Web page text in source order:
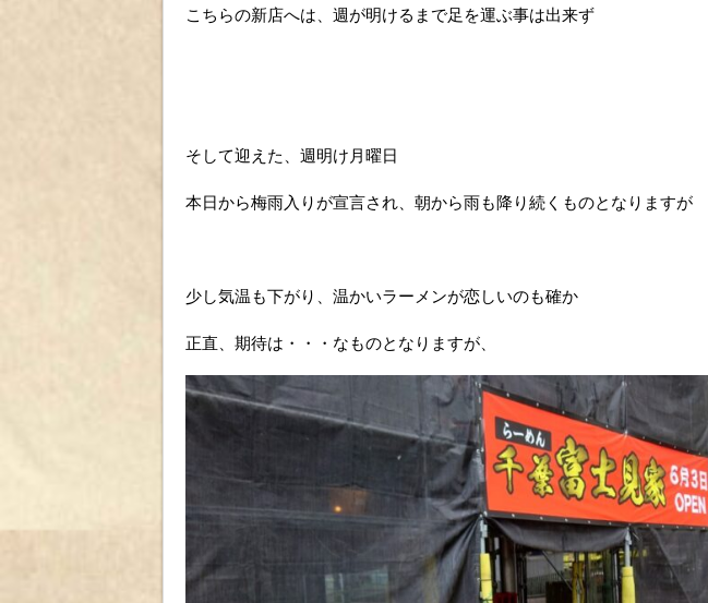
こちらの新店へは、週が明けるまで足を運ぶ事は出来ず
そして迎えた、週明け月曜日
本日から梅雨入りが宣言され、朝から雨も降り続くものとなりますが
少し気温も下がり、温かいラーメンが恋しいのも確か
正直、期待は・・・なものとなりますが、